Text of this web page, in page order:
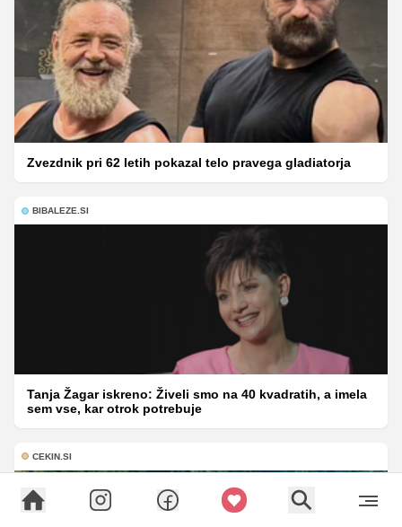
Zvezdnik pri 62 letih pokazal telo pravega gladiatorja
BIBALEZE.SI
Tanja Žagar iskreno: Živeli smo na 40 kvadratih, a imela
sem vse, kar otrok potrebuje
CEKIN.SI